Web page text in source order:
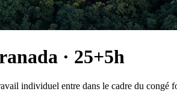
· 25+5h
individuel entre dans le cadre du congé